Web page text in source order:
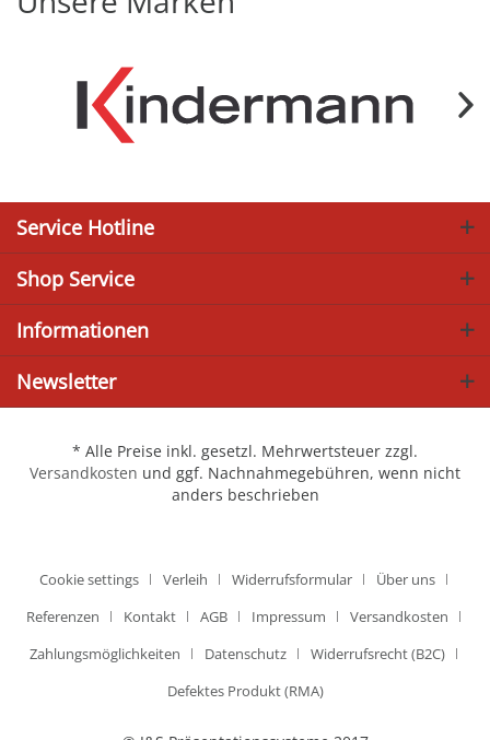
Service Hotline
Shop Service
Informationen
Newsletter
* Alle Preise inkl. gesetzl. Mehrwertsteuer zzgl.
Versandkosten und ggf. Nachnahmegebühren, wenn nicht
anders beschrieben
Cookie settings Verleih Widerrufsformular
Über uns
Referenzen
Kontakt AGB Impressum
Versandkosten
Zahlungsmöglichkeiten
Datenschutz
Widerrufsrecht (B2C)
Defektes Produkt (RMA)